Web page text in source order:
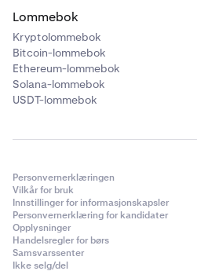
Lommebok
Kryptolommebok
Bitcoin-lommebok
Ethereum-lommebok
Solana-lommebok
USDT-lommebok
Personvernerklæringen
Vilkår for bruk
Innstillinger for informasjonskapsler
Personvernerklæring for kandidater
Opplysninger
Handelsregler for børs
Samsvarssenter
Ikke selg/del